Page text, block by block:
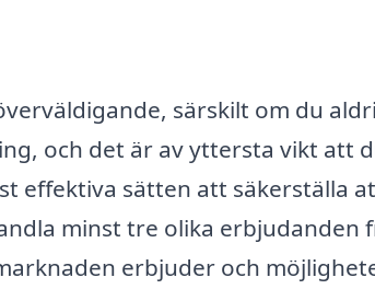
särskilt om du
och det är av yttersta vikt att
effektiva sätten att säkerställa
minst tre olika erbjudanden
erbjuder och